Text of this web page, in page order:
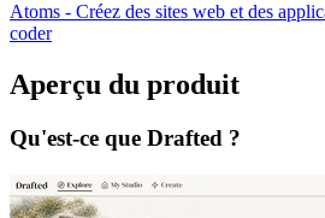
Atoms - Créez des sites web et des
coder
Aperçu du produit
Qu'est-ce que Drafted ?